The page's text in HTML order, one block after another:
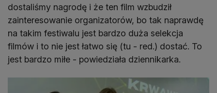
dostaliśmy nagrodę i że ten film wzbudził
zainteresowanie organizatorów, bo tak naprawdę
na takim festiwalu jest bardzo duża selekcja
filmów i to nie jest łatwo się (tu - red.) dostać. To
jest bardzo miłe - powiedziała dziennikarka.